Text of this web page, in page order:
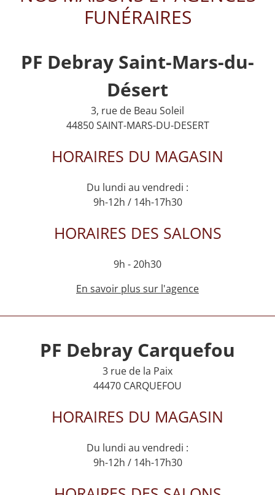
FUNÉRAIRES
PF Debray Saint-Mars-du-
Désert
3, rue de Beau Soleil
44850 SAINT-MARS-DU-DESERT
HORAIRES DU MAGASIN
Du lundi au vendredi :
9h-12h / 14h-17h30
HORAIRES DES SALONS
9h - 20h30
En savoir plus sur l'agence
PF Debray Carquefou
3 rue de la Paix
44470 CARQUEFOU
HORAIRES DU MAGASIN
Du lundi au vendredi :
9h-12h / 14h-17h30